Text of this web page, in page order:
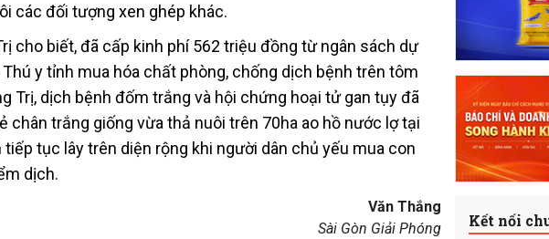
các đối tượng xen ghép khác.
cho biết, đã cấp kinh phí 562 triệu đồng từ ngân sách dự
y tỉnh mua hóa chất phòng, chống dịch bệnh trên tôm
Trị, dịch bệnh đốm trắng và hội chứng hoại tử gan tụy đã
chân trắng giống vừa thả nuôi trên 70ha ao hồ nước lợ tại
tiếp tục lây trên diện rộng khi người dân chủ yếu mua con
dịch.
Văn Thắng
Sài Gòn Giải Phóng
Kết nối